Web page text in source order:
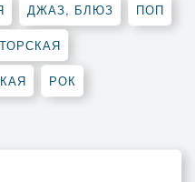
ДЖАЗ, БЛЮЗ ПОП
РОК